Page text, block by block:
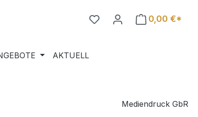
0,00 €*
AKTUELL
Mediendruck GbR